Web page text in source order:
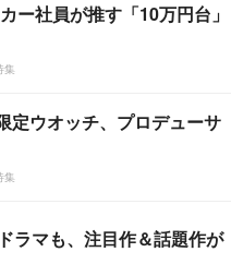
ー社員が推す「10万円台」
集
定ウオッチ、プロデューサ
集
ラマも、注目作＆話題作が